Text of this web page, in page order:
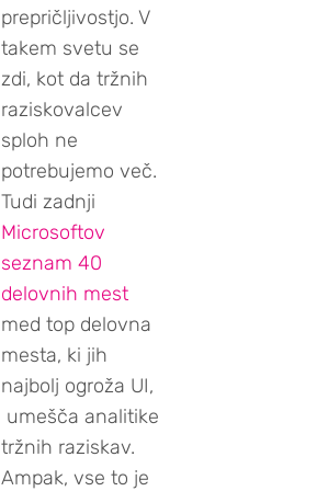
prepričljivostjo. V
takem svetu se
zdi, kot da tržnih
raziskovalcev
sploh ne
potrebujemo več.
Tudi zadnji
Microsoftov
seznam 40
delovnih mest
med top delovna
mesta, ki jih
najbolj ogroža UI,
umešča analitike
tržnih raziskav.
Ampak, vse to je